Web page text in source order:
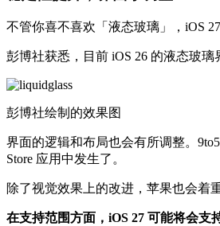
不管你喜不喜欢「液态玻璃」，iOS
彭博社获悉，目前 iOS 26 的液态玻
彭博社绘制的效果图
界面的逻辑和布局也会有所调整。
Store 应用中发生了。
除了视觉效果上的改进，苹果也会着
在支持范围方面，iOS 27 可能将会支